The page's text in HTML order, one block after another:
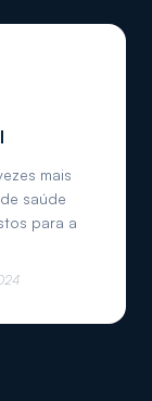
mais
saúde
para a